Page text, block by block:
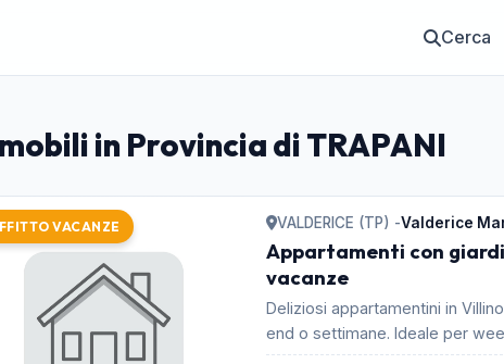
Cerca
in Provincia di TRAPANI
VACANZE VALDERICE (TP) -Valderice
Appartamenti con
vacanze
Deliziosi appartamentini in
end o settimane. Ideale per